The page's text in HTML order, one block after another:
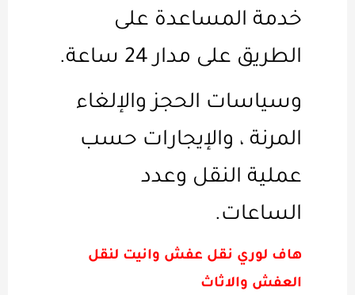
خدمة المساعدة على
الطريق على مدار 24 ساعة.
وسياسات الحجز والإلغاء
المرنة ، والإيجارات حسب
عملية النقل وعدد
الساعات.
هاف لوري نقل عفش وانيت لنقل
العفش والاثاث